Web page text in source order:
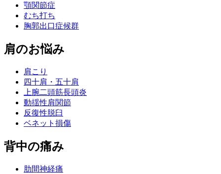
顎関節症
むち打ち
胸郭出口症候群
肩のお悩み
肩こり
四十肩・五十肩
上腕二頭筋長頭炎
動揺性肩関節
反復性脱臼
ベネット損傷
背中の痛み
肋間神経痛